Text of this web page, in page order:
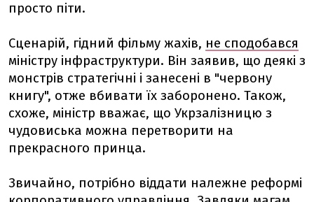
просто піти.
Сценарій, гідний фільму жахів, не сподобався
міністру інфраструктури. Він заявив, що деякі з
монстрів стратегічні і занесені в "червону
книгу", отже вбивати їх заборонено. Також,
схоже, міністр вважає, що Укрзалізницю з
чудовиська можна перетворити на
прекрасного принца.
Звичайно, потрібно віддати належне реформі